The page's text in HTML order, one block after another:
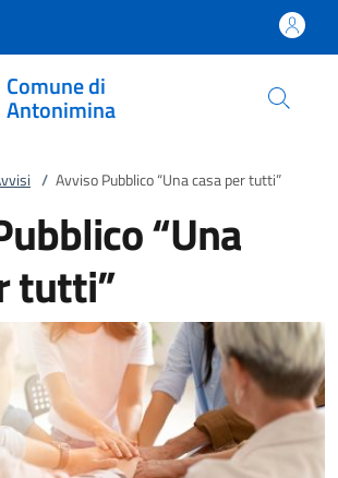
Comune di
Antonimina
/ Avviso Pubblico “Una casa per tutti”
“Una
tutti”